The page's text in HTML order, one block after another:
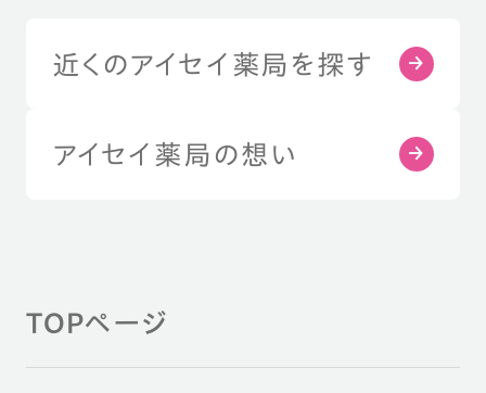
近くのアイセイ薬局を探す
アイセイ薬局の想い
TOPページ